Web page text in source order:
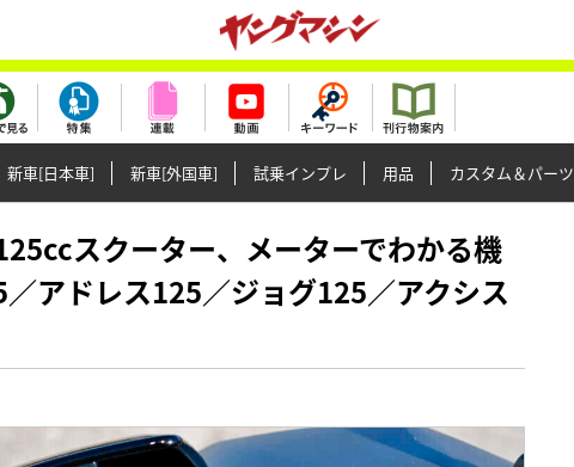
新車[日本車] 新車[外国車] 試乗インプレ 用品 カスタム＆パーツ
スクーター、メーターでわかる機
アドレス125／ジョグ125／アクシス